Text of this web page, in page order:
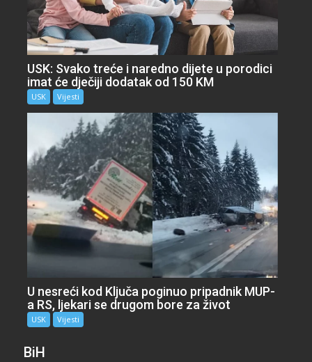
USK: Svako treće i naredno dijete u porodici
imat će dječiji dodatak od 150 KM
USK Vijesti
U nesreći kod Ključa poginuo pripadnik MUP-
a RS, ljekari se drugom bore za život
USK Vijesti
BiH